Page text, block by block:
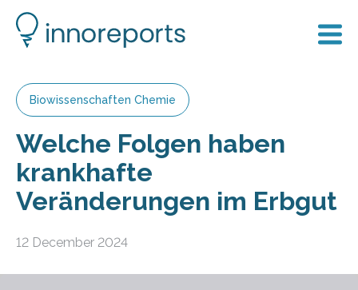
Biowissenschaften Chemie
Welche Folgen haben
krankhafte
Veränderungen im Erbgut
12 December 2024